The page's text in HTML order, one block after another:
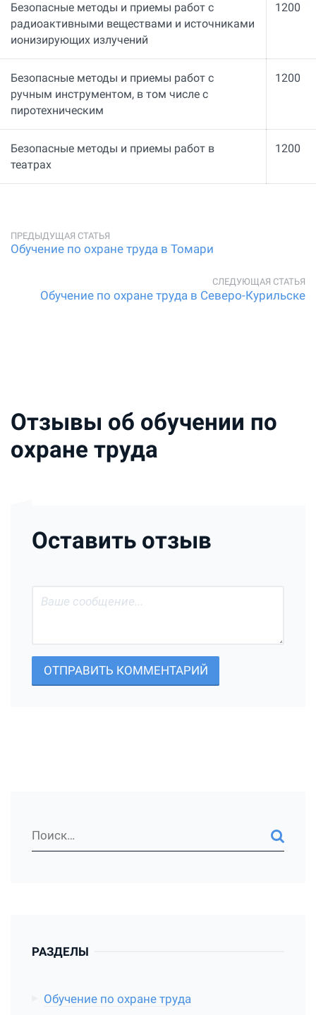
Безопасные методы и приемы работ с
радиоактивными веществами и источниками
ионизирующих излучений
1200
Безопасные методы и приемы работ с
ручным инструментом, в том числе с
пиротехническим
1200
Безопасные методы и приемы работ в
театрах
1200
Обучение по охране труда в Томари
Обучение по охране труда в Северо-Курильске
Отзывы об обучении по
охране труда
Оставить отзыв
ОТПРАВИТЬ КОММЕНТАРИЙ
РАЗДЕЛЫ
Обучение по охране труда